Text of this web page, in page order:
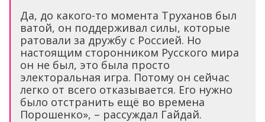
Да, до какого-то момента Труханов был
ватой, он поддерживал силы, которые
ратовали за дружбу с Россией. Но
настоящим сторонником Русского мира
он не был, это была просто
электоральная игра. Потому он сейчас
легко от всего отказывается. Его нужно
было отстранить ещё во времена
Порошенко», – рассуждал Гайдай.